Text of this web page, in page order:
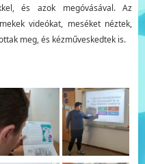
és azok megóvásával. Az
videókat, meséket néztek,
meg, és kézműveskedtek is.